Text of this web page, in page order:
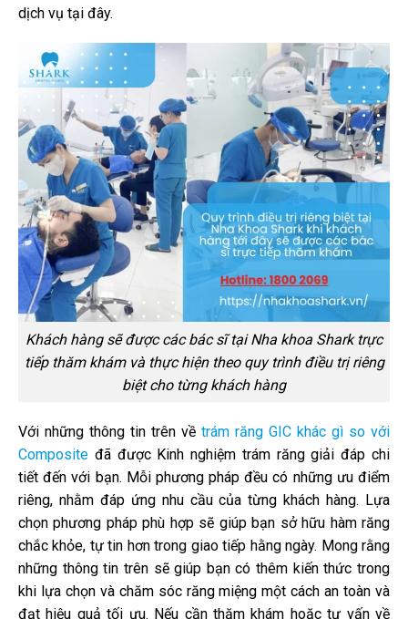
dịch vụ tại đây.
Khách hàng sẽ được các bác sĩ tại Nha khoa Shark trực
tiếp thăm khám và thực hiện theo quy trình điều trị riêng
biệt cho từng khách hàng
Với những thông tin trên về trám răng GIC khác gì so với
Composite đã được Kinh nghiệm trám răng giải đáp chi
tiết đến với bạn. Mỗi phương pháp đều có những ưu điểm
riêng, nhằm đáp ứng nhu cầu của từng khách hàng. Lựa
chọn phương pháp phù hợp sẽ giúp bạn sở hữu hàm răng
chắc khỏe, tự tin hơn trong giao tiếp hằng ngày. Mong rằng
những thông tin trên sẽ giúp bạn có thêm kiến thức trong
khi lựa chọn và chăm sóc răng miệng một cách an toàn và
đạt hiệu quả tối ưu. Nếu cần thăm khám hoặc tư vấn về